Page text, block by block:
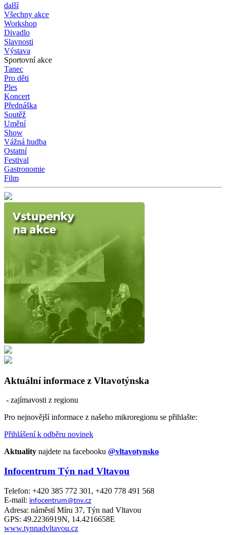
další
Všechny akce
Workshop
Divadlo
Slavnosti
Výstava
Sportovní akce
Tanec
Pro děti
Ples
Koncert
Přednáška
Soutěž
Umění
Show
Vážná hudba
Ostatní
Festival
Gastronomie
Film
Aktuální informace z Vltavotýnska
- zajímavosti z regionu
Pro nejnovější informace z našeho mikroregionu se přihlašte:
Přihlášení k odběru novinek
Aktuality najdete na facebooku @vltavotynsko
Infocentrum Týn nad Vltavou
Telefon: +420 385 772 301, +420 778 491 568
E-mail: infocentrum@tnv.cz
Adresa: náměstí Míru 37, Týn nad Vltavou
GPS: 49.2236919N, 14.4216658E
www.tynnadvltavou.cz